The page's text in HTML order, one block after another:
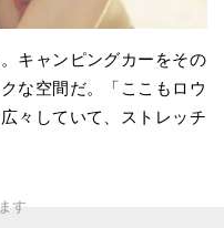
キャンピングカーをその
な空間だ。「ここもロウ
々していて、ストレッチ